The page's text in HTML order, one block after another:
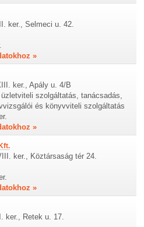
ker., Selmeci u. 42.
»
ker., Apály u. 4/B
szolgáltatás, tanácsadás,
és könyvviteli szolgáltatás
»
ker., Köztársaság tér 24.
»
ker., Retek u. 17.